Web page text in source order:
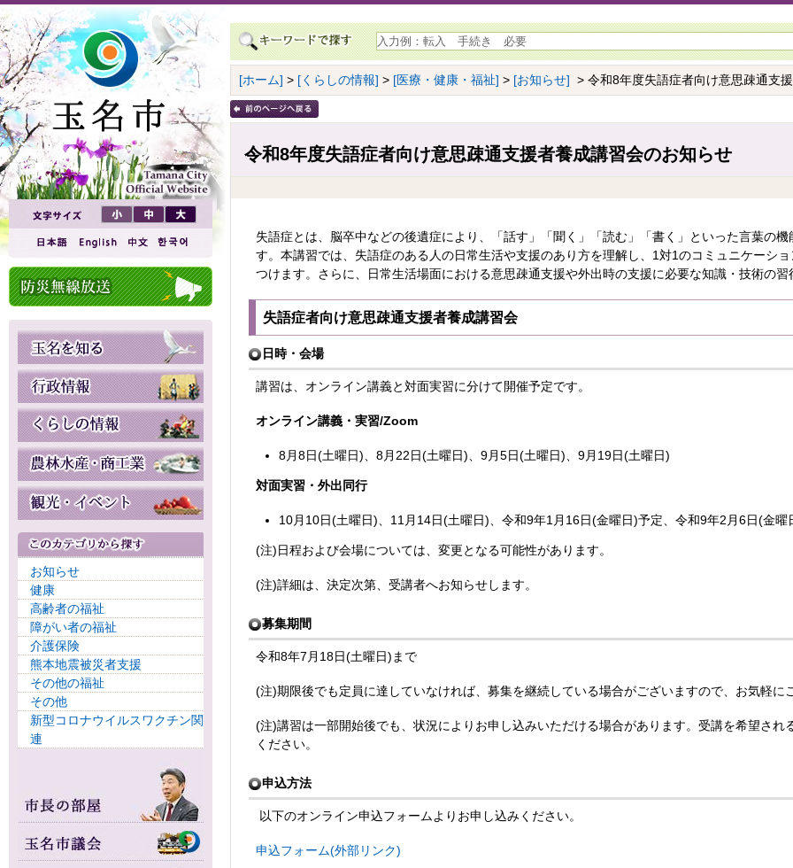
お知らせ
健康
高齢者の福祉
障がい者の福祉
介護保険
熊本地震被災者支援
その他の福祉
その他
新型コロナウイルスワクチン関
連
[ホーム] > [くらしの情報] > [医療・健康・福祉] > [お知らせ] > 令和8年度失語症者向け意思疎通支
令和8年度失語症者向け意思疎通支援者養成講習会のお知らせ
失語症とは、脳卒中などの後遺症により、「話す」「聞く」「読む」「書く」といった言葉の
す。本講習では、失語症のある人の日常生活や支援のあり方を理解し、1対1のコミュニケーシ
つけます。さらに、日常生活場面における意思疎通支援や外出時の支援に必要な知識・技術の習
失語症者向け意思疎通支援者養成講習会
日時・会場
講習は、オンライン講義と対面実習に分けて開催予定です。
オンライン講義・実習/Zoom
8月8日(土曜日)、8月22日(土曜日)、9月5日(土曜日)、9月19日(土曜日)
対面実習・外出同行
10月10日(土曜日)、11月14日(土曜日)、令和9年1月16日(金曜日)予定、令和9年2月6日(金曜
(注)日程および会場については、変更となる可能性があります。
(注)詳細は、決定次第、受講者へお知らせします。
募集期間
令和8年7月18日(土曜日)まで
(注)期限後でも定員に達していなければ、募集を継続している場合がございますので、お気軽に
(注)講習は一部開始後でも、状況によりお申し込みいただける場合があります。受講を希望され
ください。
申込方法
以下のオンライン申込フォームよりお申し込みください。
申込フォーム(外部リンク)